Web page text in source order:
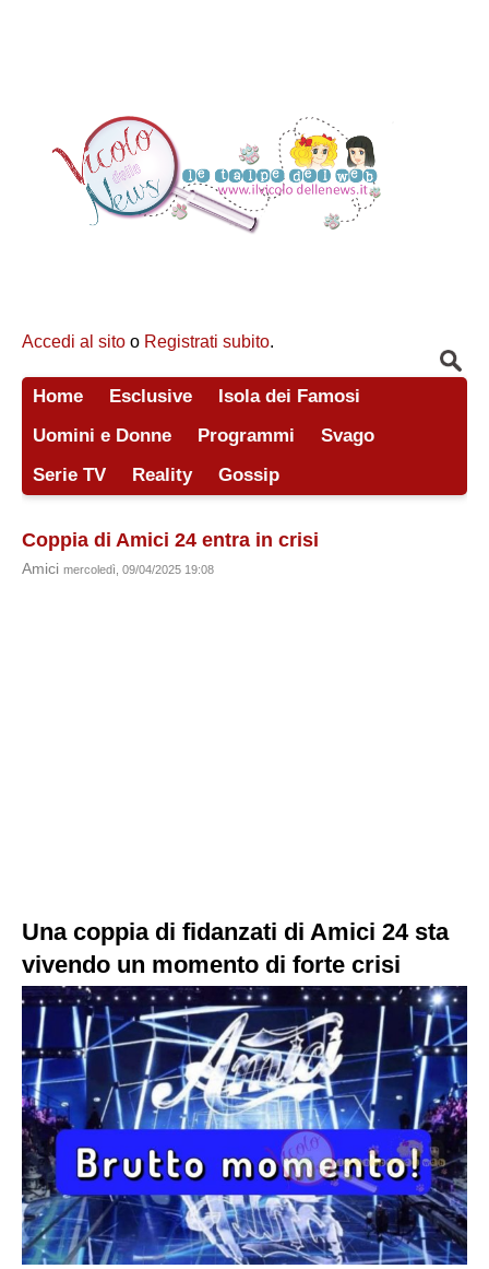
Accedi al sito o Registrati subito.
Home Esclusive
Isola dei Famosi
Uomini e Donne
Programmi
Svago
Serie TV
Reality Gossip
Coppia di Amici 24 entra in crisi
Amici mercoledì, 09/04/2025 19:08
Una coppia di fidanzati di Amici 24 sta
vivendo un momento di forte crisi